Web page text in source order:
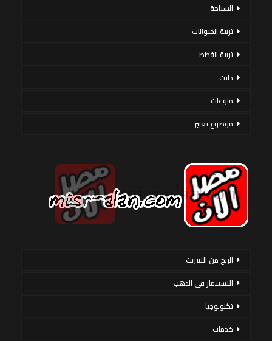
السياحة
تربية الحيوانات
تربية القطط
دايت
منوعات
موضوع تعبير
الربح من الانترنت
الاستثمار فى الذهب
تكنولوجيا
خدمات